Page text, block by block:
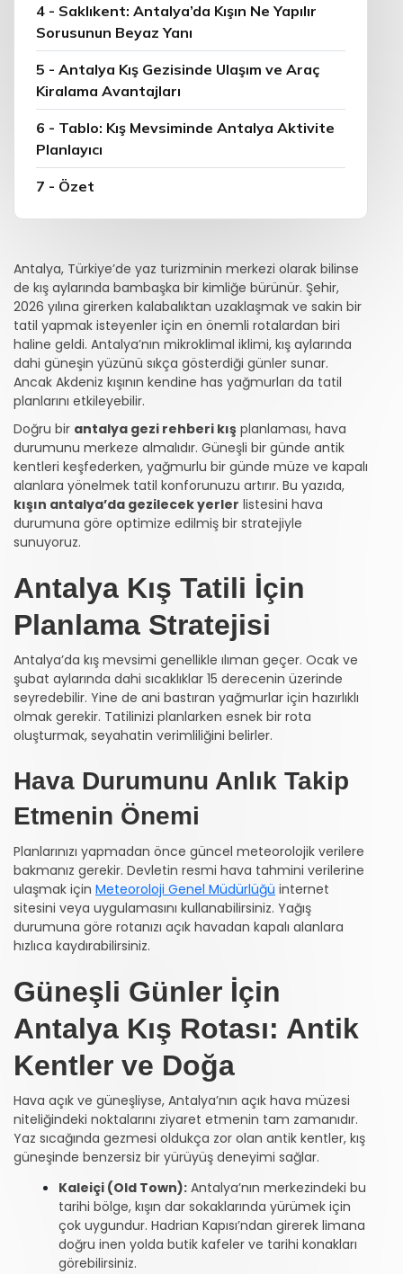
4 - Saklıkent: Antalya’da Kışın Ne Yapılır
Sorusunun Beyaz Yanı
5 - Antalya Kış Gezisinde Ulaşım ve Araç
Kiralama Avantajları
6 - Tablo: Kış Mevsiminde Antalya Aktivite
Planlayıcı
7 - Özet
Antalya, Türkiye’de yaz turizminin merkezi olarak bilinse
de kış aylarında bambaşka bir kimliğe bürünür. Şehir,
2026 yılına girerken kalabalıktan uzaklaşmak ve sakin bir
tatil yapmak isteyenler için en önemli rotalardan biri
haline geldi. Antalya’nın mikroklimal iklimi, kış aylarında
dahi güneşin yüzünü sıkça gösterdiği günler sunar.
Ancak Akdeniz kışının kendine has yağmurları da tatil
planlarını etkileyebilir.
Doğru bir antalya gezi rehberi kış planlaması, hava
durumunu merkeze almalıdır. Güneşli bir günde antik
kentleri keşfederken, yağmurlu bir günde müze ve kapalı
alanlara yönelmek tatil konforunuzu artırır. Bu yazıda,
kışın antalya’da gezilecek yerler listesini hava
durumuna göre optimize edilmiş bir stratejiyle
sunuyoruz.
Antalya Kış Tatili İçin
Planlama Stratejisi
Antalya’da kış mevsimi genellikle ılıman geçer. Ocak ve
şubat aylarında dahi sıcaklıklar 15 derecenin üzerinde
seyredebilir. Yine de ani bastıran yağmurlar için hazırlıklı
olmak gerekir. Tatilinizi planlarken esnek bir rota
oluşturmak, seyahatin verimliliğini belirler.
Hava Durumunu Anlık Takip
Etmenin Önemi
Planlarınızı yapmadan önce güncel meteorolojik verilere
bakmanız gerekir. Devletin resmi hava tahmini verilerine
ulaşmak için Meteoroloji Genel Müdürlüğü internet
sitesini veya uygulamasını kullanabilirsiniz. Yağış
durumuna göre rotanızı açık havadan kapalı alanlara
hızlıca kaydırabilirsiniz.
Güneşli Günler İçin
Antalya Kış Rotası: Antik
Kentler ve Doğa
Hava açık ve güneşliyse, Antalya’nın açık hava müzesi
niteliğindeki noktalarını ziyaret etmenin tam zamanıdır.
Yaz sıcağında gezmesi oldukça zor olan antik kentler, kış
güneşinde benzersiz bir yürüyüş deneyimi sağlar.
Kaleiçi (Old Town): Antalya’nın merkezindeki bu
tarihi bölge, kışın dar sokaklarında yürümek için
çok uygundur. Hadrian Kapısı’ndan girerek limana
doğru inen yolda butik kafeler ve tarihi konakları
görebilirsiniz.